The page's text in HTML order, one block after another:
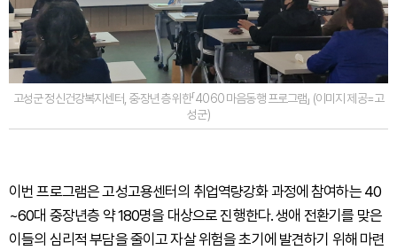
고성군 정신건강복지센터, 중·장년층 위한「4060 마음동행 프로그램」 (이미지 제공=고
성군)
이번 프로그램은 고성고용센터의 취업역량강화 과정에 참여하는 40
~60대 중장년층 약 180명을 대상으로 진행한다. 생애 전환기를 맞은
이들의 심리적 부담을 줄이고 자살 위험을 초기에 발견하기 위해 마련